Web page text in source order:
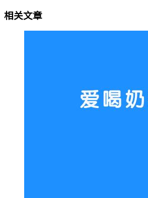
相关文章